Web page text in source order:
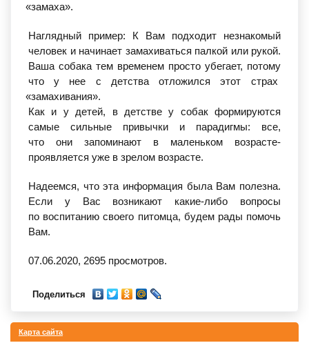
«замаха».
Наглядный пример: К Вам подходит незнакомый
человек и начинает замахиваться палкой или рукой.
Ваша собака тем временем просто убегает, потому
что у нее с детства отложился этот страх
«замахивания».
Как и у детей, в детстве у собак формируются
самые сильные привычки и парадигмы: все,
что они запоминают в маленьком возрасте-
проявляется уже в зрелом возрасте.
Надеемся, что эта информация была Вам полезна.
Если у Вас возникают какие-либо вопросы
по воспитанию своего питомца, будем рады помочь
Вам.
07.06.2020, 2695 просмотров.
Поделиться
Карта сайта